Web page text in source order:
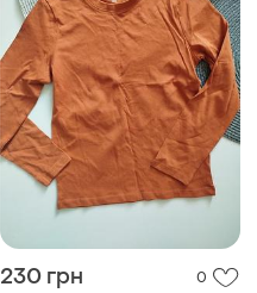
230 грн 0